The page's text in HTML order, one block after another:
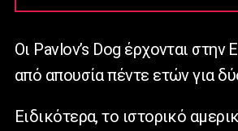
Οι Pavlov’s Dog έρχονται στην
από απουσία πέντε ετών για
Ειδικότερα, το ιστορικό